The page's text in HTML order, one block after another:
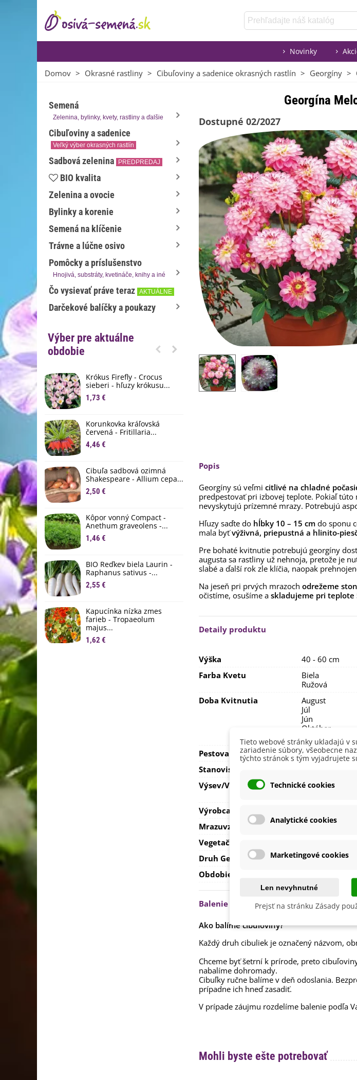
Novinky
Domov > Okrasné rastliny > Cibuľoviny a sadenice okrasných rastlín > Georgíny >
Semená
Zelenina, bylinky, kvety, rastliny a ďalšie
Cibuľoviny a sadenice
Veľký výber okrasných rastlín
Sadbová zelenina PREDPREDAJ
BIO kvalita
Zelenina a ovocie
Bylinky a korenie
Semená na klíčenie
Trávne a lúčne osivo
Pomôcky a príslušenstvo
Hnojivá, substráty, kvetináče, knihy a iné
Čo vysievať práve teraz AKTUÁLNE
Darčekové balíčky a poukazy
Výber pre aktuálne
obdobie
Krókus Firefly - Crocus
sieberi - hľuzy krókusu...
1,73 €
Korunkovka kráľovská
červená - Fritillaria...
4,46 €
Cibuľa sadbová ozimná
Shakespeare - Allium cepa...
2,50 €
Kôpor vonný Compact -
Anethum graveolens -...
1,46 €
BIO Reďkev biela Laurin -
Raphanus sativus -...
2,55 €
Kapucínka nízka zmes
farieb - Tropaeolum
majus...
1,62 €
Semienkové bomby -
darčekový box na vajíčka -...
Ľalia Canova - Lilium -
cibuľoviny - 1 ks
2,69 € 3,85 €
Begónia plnokvetá žltá -
Begonia superba -...
2,69 € 3,85 € -30%
Blahovičník - Eukalyptus...
4,08 €
Georgína
Dostupné 02/2027
Popis
Georgíny sú veľmi citlivé na chladné
predpestovať pri izbovej teplote. Pokiaľ
nevyskytujú prízemné mrazy. Potrebujú
Hľuzy saďte do hĺbky 10 – 15 cm do sponu
mala byťvýživná, priepustná a hlinito-
Pre bohaté kvitnutie potrebujú georgíny
augusta sa rastliny už nehnoja, pretože je
slabé a ďalší rok zle klíčia, naopak
Na jeseň pri prvých mrazoch odrežeme
očistíme, osušíme a skladujeme pri teplote
Detaily produktu
Výška
40 - 60 cm
Farba Kvetu
Biela
Ružová
Doba Kvitnutia
August
Júl
Jún
Október
September
Pestovanie
V exteriéri -
Stanovisko
Výsev/výsadba
Apríl
Výrobca
Mrazuvzdornosť
Vegetačné Obdobie
Druh Georgíny
Dekoratívna
Obdobie Výsadby
Balenie cibuľovín
Ako balíme cibuľoviny?
Každý druh cibuliek je označený názvom,
Chceme byť šetrní k prírode, preto
nabalíme dohromady.
Cibuľky ručne balíme v deň odoslania.
prípadne ich hneď zasadiť.
V prípade záujmu rozdelíme balenie podľa
Mohli byste ešte potrebovať
Tieto webové stránky ukladajú v
zariadenie súbory, všeobecne
týchto stránok s tým vyjadrujete
Technické cookies
Analytické cookies
Marketingové cookies
Len nevyhnutné
Prejsť na stránku Zásady